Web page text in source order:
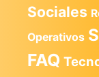
Sociales
Operativos
FAQ